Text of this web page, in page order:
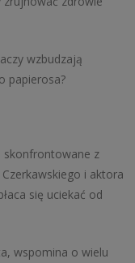
wzbudzają
papierosa?
skonfrontowane z
i aktora
się uciekać od
wspomina o wielu